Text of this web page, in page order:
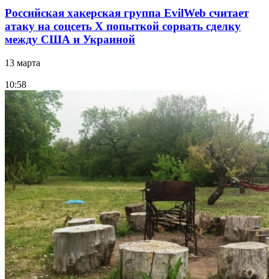
Российская хакерская группа EvilWeb считает
атаку на соцсеть Х попыткой сорвать сделку
между США и Украиной
13 марта
10:58